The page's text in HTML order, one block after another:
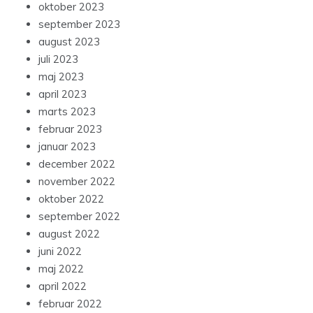
oktober 2023
september 2023
august 2023
juli 2023
maj 2023
april 2023
marts 2023
februar 2023
januar 2023
december 2022
november 2022
oktober 2022
september 2022
august 2022
juni 2022
maj 2022
april 2022
februar 2022